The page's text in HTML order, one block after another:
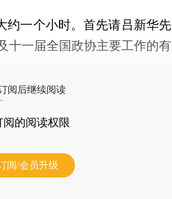
约一个小时。首先请吕新华先
十一届全国政协主要工作的有
阅后继续阅读
阅的阅读权限
阅/会员升级